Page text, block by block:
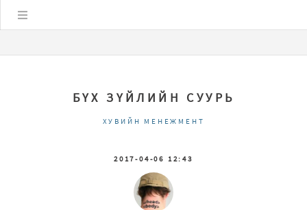
БҮХ ЗҮЙЛИЙН СУУРЬ
ХУВИЙН МЕНЕЖМЕНТ
2017-04-06 12:43